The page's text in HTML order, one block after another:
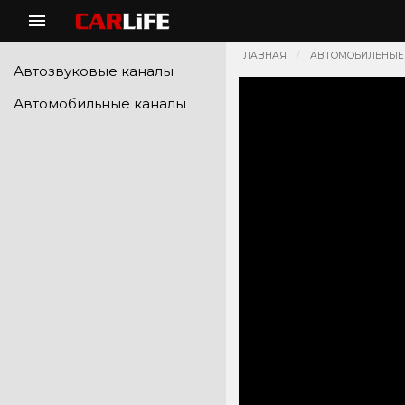
Автозвуковые каналы
Автомобильные каналы
ГЛАВНАЯ